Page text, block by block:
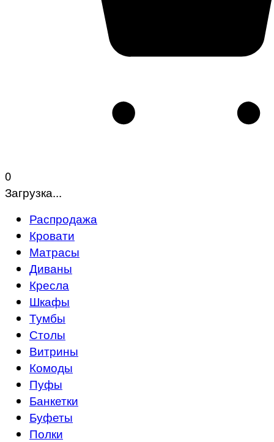
0
Загрузка...
Распродажа
Кровати
Матрасы
Диваны
Кресла
Шкафы
Тумбы
Столы
Витрины
Комоды
Пуфы
Банкетки
Буфеты
Полки